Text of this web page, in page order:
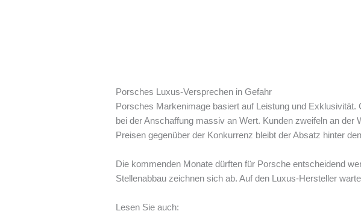
Porsches Luxus-Versprechen in Gefahr
Porsches Markenimage basiert auf Leistung und
bei der Anschaffung massiv an Wert. Kunden zweifeln an
Preisen gegenüber der Konkurrenz bleibt der Absatz hinter
Die kommenden Monate dürften für Porsche entscheidend
Stellenabbau zeichnen sich ab. Auf den Luxus-Hersteller
Lesen Sie auch: